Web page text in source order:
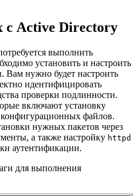
с Active Directory
выполнить
установить и настроить
Вам нужно будет настроить
идентифицировать
проверки подлинности.
включают установку
файлов.
нужных пакетов через
а также настройку httpd
аутентификации.
для выполнения